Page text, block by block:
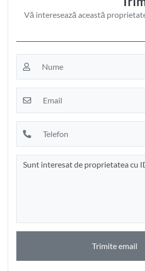
Vă interesează această
Trimite email